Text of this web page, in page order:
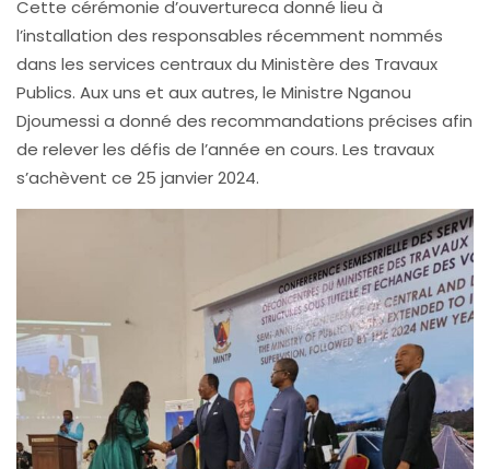
Cette cérémonie d’ouvertureca donné lieu à
l’installation des responsables récemment nommés
dans les services centraux du Ministère des Travaux
Publics. Aux uns et aux autres, le Ministre Nganou
Djoumessi a donné des recommandations précises afin
de relever les défis de l’année en cours. Les travaux
s’achèvent ce 25 janvier 2024.